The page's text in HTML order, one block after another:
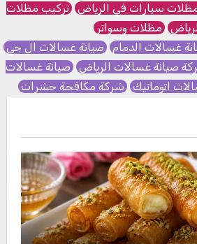
سيارات في الرياض تركيب مظلات
مظلات وسواتر
غسالات الدمام صيانة غسالات ال جي
صيانة غسالات الرياض صيانة غسالات
اتوماتيك شركة مكافحة حشرات